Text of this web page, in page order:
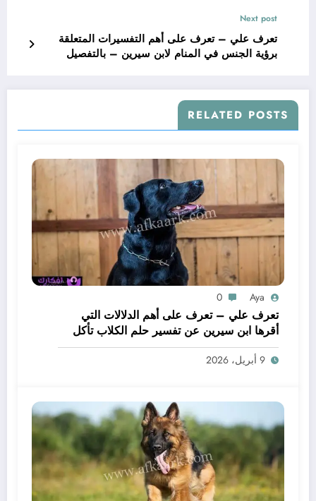
Next post
تعرف علي – تعرف على أهم التفسيرات المتعلقة
برؤية الجنس في المنام لابن سيرين – بالتفصيل
RELATED POSTS
Aya
0
تعرف علي – تعرف على أهم الدلالات التي
أقرها ابن سيرين عن تفسير حلم الكلاب تأكل
لحم – بالتفصيل
9 أبريل، 2026